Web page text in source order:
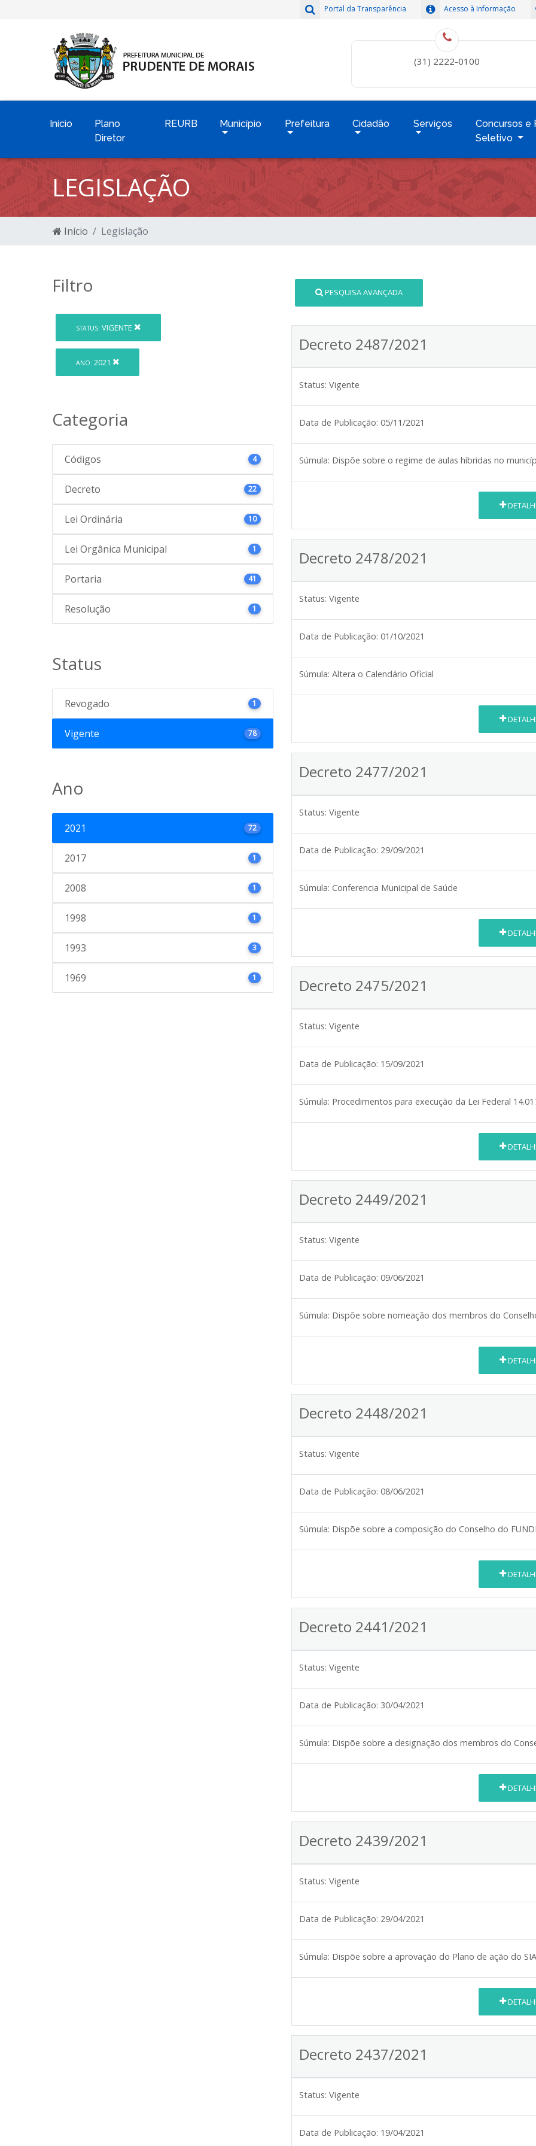
Acesso à Informação
Portal da Transparência
(31) 2222-0100
Início
Plano
Diretor
REURB Município Prefeitura Cidadão Serviços
Concursos e
Seletivo
LEGISLAÇÃO
Início Legislação
Filtro
STATUS: VIGENTE
ANO: 2021
Categoria
Códigos 4
Decreto 22
Lei Ordinária 10
Lei Orgânica Municipal 1
Portaria 41
Resolução 1
Status
Revogado 1
Vigente 78
Ano
2021 72
2017 1
2008 1
1998 1
1993 3
1969 1
PESQUISA AVANÇADA
Decreto 2487/2021
Status: Vigente
Data de Publicação: 05/11/2021
Súmula: Dispõe sobre o regime de aulas híbridas no
Decreto 2478/2021
Status: Vigente
Data de Publicação: 01/10/2021
Súmula: Altera o Calendário Oficial
Decreto 2477/2021
Status: Vigente
Data de Publicação: 29/09/2021
Súmula: Conferencia Municipal de Saúde
Decreto 2475/2021
Status: Vigente
Data de Publicação: 15/09/2021
Súmula: Procedimentos para execução da Lei Federal
Decreto 2449/2021
Status: Vigente
Data de Publicação: 09/06/2021
Súmula: Dispõe sobre nomeação dos membros do
Decreto 2448/2021
Status: Vigente
Data de Publicação: 08/06/2021
Súmula: Dispõe sobre a composição do Conselho do
Decreto 2441/2021
Status: Vigente
Data de Publicação: 30/04/2021
Súmula: Dispõe sobre a designação dos membros do
Decreto 2439/2021
Status: Vigente
Data de Publicação: 29/04/2021
Súmula: Dispõe sobre a aprovação do Plano de ação do
Decreto 2437/2021
Status: Vigente
Data de Publicação: 19/04/2021